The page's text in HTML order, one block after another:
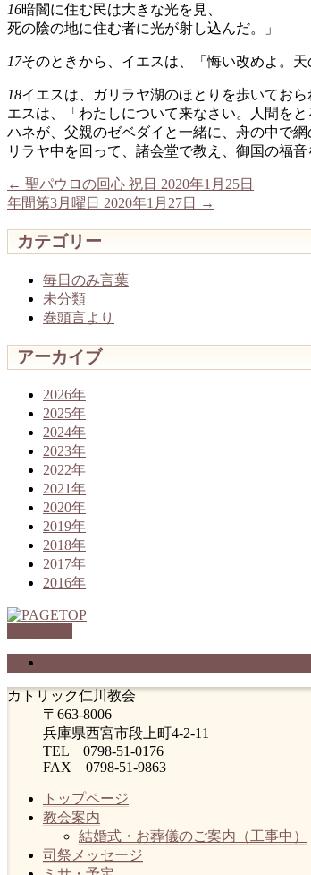
16暗闇に住む民は大きな光を見、
死の陰の地に住む者に光が射し込んだ。」
17そのときから、イエスは、「悔い改めよ。
18イエスは、ガリラヤ湖のほとりを歩いてお
エスは、「わたしについて来なさい。人間をと
ハネが、父親のゼベダイと一緒に、舟の中で
リラヤ中を回って、諸会堂で教え、御国の福
← 聖パウロの回心 祝日 2020年1月25日
年間第3月曜日 2020年1月27日
→
カテゴリー
毎日のみ言葉
未分類
巻頭言より
アーカイブ
2026年
2025年
2024年
2023年
2022年
2021年
2020年
2019年
2018年
2017年
2016年
カトリック仁川教会
〒663-8006
兵庫県西宮市段上町4-2-11
TEL 0798-51-0176
FAX 0798-51-9863
トップページ
教会案内
結婚式・お葬儀のご案内（工事中）
司祭メッセージ